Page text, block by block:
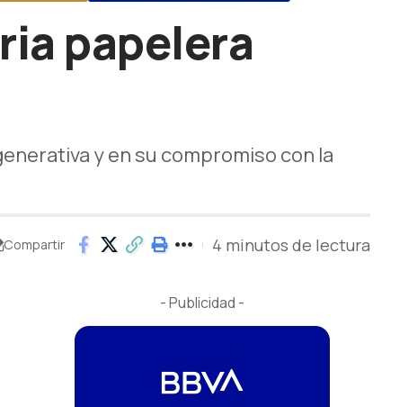
papelera
y en su compromiso con la
Compartir 4 minutos de lectura
- Publicidad -